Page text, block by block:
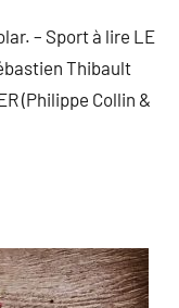
– Sport à lire LE
Thibault
(Philippe Collin &